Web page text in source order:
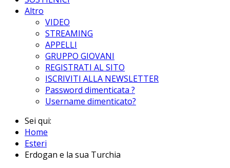
Altro
VIDEO
STREAMING
APPELLI
GRUPPO GIOVANI
REGISTRATI AL SITO
ISCRIVITI ALLA NEWSLETTER
Password dimenticata ?
Username dimenticato?
Sei qui:
Home
Esteri
Erdogan e la sua Turchia